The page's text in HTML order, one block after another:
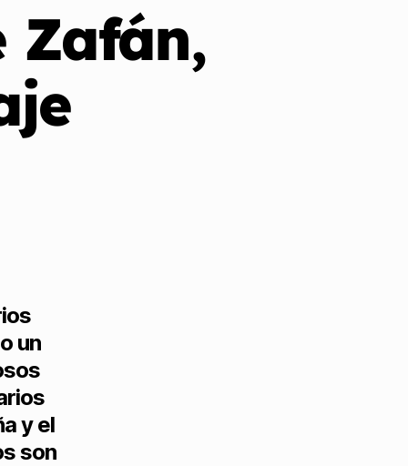
Zafán,
un
y el
son